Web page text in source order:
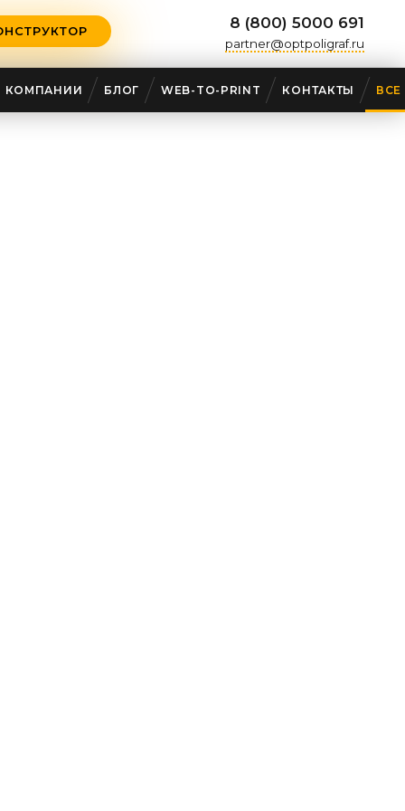
8 (800) 5000 691
partner@optpoligraf.ru
КОМПАНИИ БЛОГ WEB-TO-PRINT КОНТАКТЫ ВСЕ